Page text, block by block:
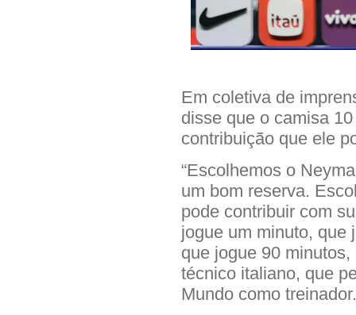
Em coletiva de
disse que o camisa
contribuição que ele
“Escolhemos o
um bom reserva.
pode contribuir com
jogue um minuto, que
que jogue 90
técnico italiano, que
Mundo como treinador.